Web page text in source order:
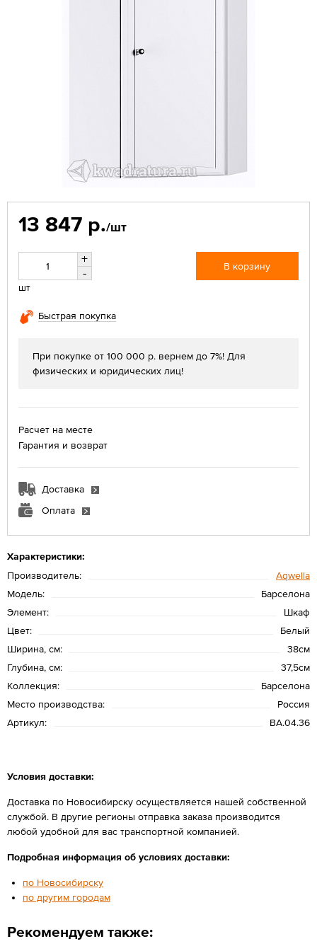
Характеристики:
Производитель:
Aqwella
Модель:
Барселона
Элемент:
Шкаф
Цвет:
Белый
Ширина, см:
38см
Глубина, см:
37,5см
Коллекция:
Барселона
Место производства:
Россия
Артикул:
BA.04.36
13 847 р./шт
+
-
шт
В корзину
Быстрая покупка
При покупке от 100 000 р. вернем до 7%! Для
физических и юридических лиц!
Расчет на месте
Гарантия и возврат
Доставка
Оплата
Условия доставки:
Доставка по Новосибирску осуществляется нашей собственной
службой. В другие регионы отправка заказа производится
любой удобной для вас транспортной компанией.
Подробная информация об условиях доставки:
по Новосибирску
по другим городам
Рекомендуем также: